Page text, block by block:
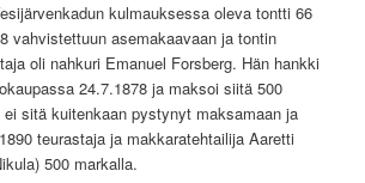
kulmauksessa oleva tontti 66
vahvistettuun asemakaavaan ja tontin
oli nahkuri Emanuel Forsberg. Hän hankki
24.7.1878 ja maksoi siitä 500
ei sitä kuitenkaan pystynyt maksamaan ja
teurastaja ja makkaratehtailija Aaretti
500 markalla.